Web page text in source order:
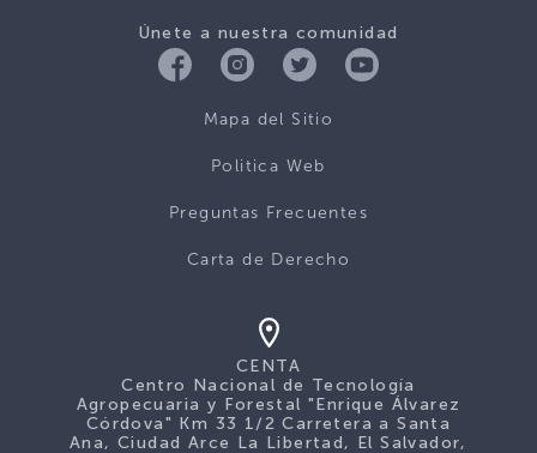
Únete a nuestra comunidad
Mapa del Sitio
Politica Web
Preguntas Frecuentes
Carta de Derecho
CENTA
Centro Nacional de Tecnología
Agropecuaria y Forestal "Enrique Álvarez
Córdova" Km 33 1/2 Carretera a Santa
Ana, Ciudad Arce La Libertad, El Salvador,